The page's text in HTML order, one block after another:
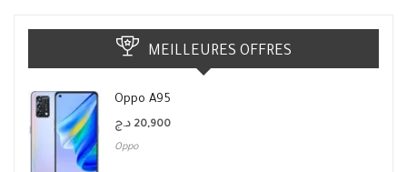
MEILLEURES OFFRES
Oppo A95
20,900 د.ج
Oppo